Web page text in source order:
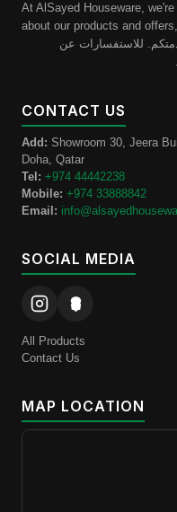
At AlSayed Houseware,
about our products and
للاستفسارات عن
CONTACT US
Add: Showroom 30, Jeera
Doha, Qatar
Tel: +974 44442238
Mobile: +974 33888842
Email:
SOCIAL MEDIA
All Products
Contact Us
MAP LOCATION